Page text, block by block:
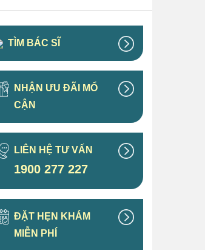
TÌM BÁC SĨ
NHẬN ƯU ĐÃI MỔ
CẬN
LIÊN HỆ TƯ VẤN
1900 277 227
ĐẶT HẸN KHÁM
MIỄN PHÍ